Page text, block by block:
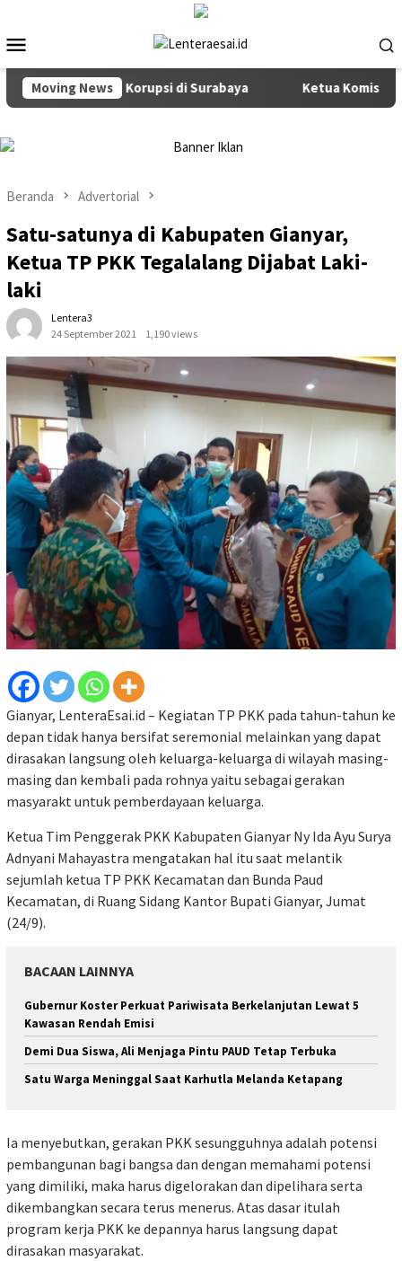
konten
Mobile
Moving NewsKorupsi di Surabaya Ketua Komisi III DPRD
Beranda Advertorial
Satu-satunya di Kabupaten Gianyar,
Ketua TP PKK Tegalalang Dijabat Laki-
laki
Lentera3
24 September 2021
1,190 views
Gianyar, LenteraEsai.id – Kegiatan TP PKK pada tahun-tahun ke
depan tidak hanya bersifat seremonial melainkan yang dapat
dirasakan langsung oleh keluarga-keluarga di wilayah masing-
masing dan kembali pada rohnya yaitu sebagai gerakan
masyarakt untuk pemberdayaan keluarga.
Ketua Tim Penggerak PKK Kabupaten Gianyar Ny Ida Ayu Surya
Adnyani Mahayastra mengatakan hal itu saat melantik
sejumlah ketua TP PKK Kecamatan dan Bunda Paud
Kecamatan, di Ruang Sidang Kantor Bupati Gianyar, Jumat
(24/9).
BACAAN LAINNYA
Gubernur Koster Perkuat Pariwisata Berkelanjutan Lewat 5
Kawasan Rendah Emisi
Demi Dua Siswa, Ali Menjaga Pintu PAUD Tetap Terbuka
Satu Warga Meninggal Saat Karhutla Melanda Ketapang
Ia menyebutkan, gerakan PKK sesungguhnya adalah potensi
pembangunan bagi bangsa dan dengan memahami potensi
yang dimiliki, maka harus digelorakan dan dipelihara serta
dikembangkan secara terus menerus. Atas dasar itulah
program kerja PKK ke depannya harus langsung dapat
dirasakan masyarakat.